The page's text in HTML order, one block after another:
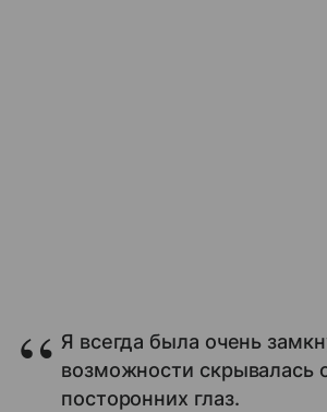
Я всегда была очень
возможности скрывалась
посторонних глаз.